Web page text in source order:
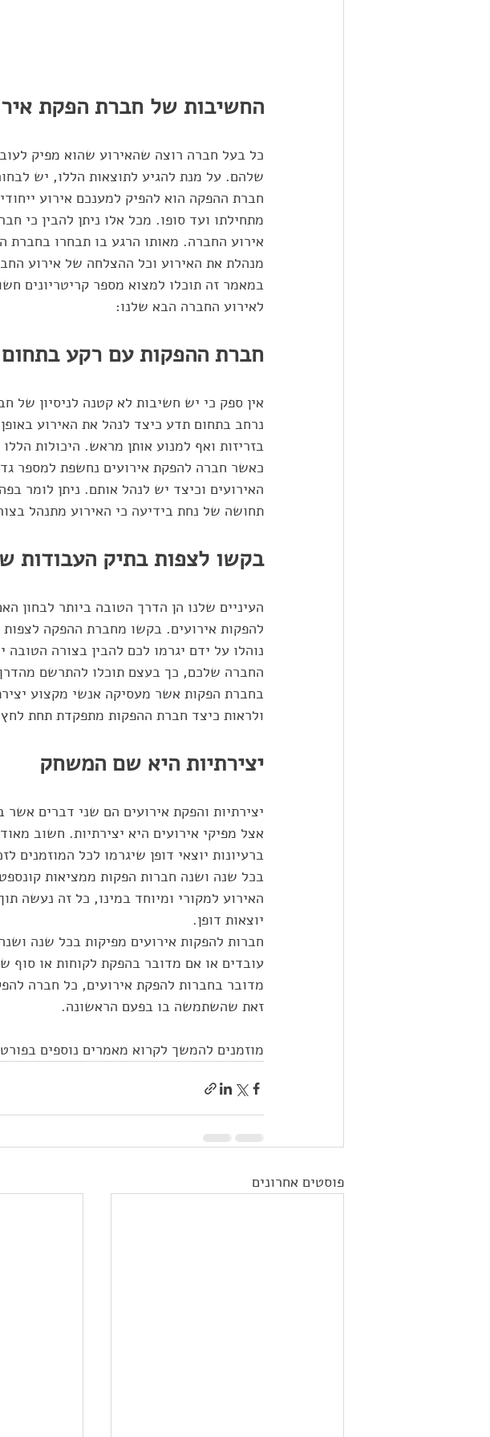
החשיבות של חברת הפקת
כל בעל חברה רוצה שהאירוע שהוא מפיק
שלהם. על מנת להגיע לתוצאות הללו, יש
חברת ההפקה הוא להפיק למענכם אירוע
מתחילתו ועד סופו. מכל אלו ניתן להבין כי
אירוע החברה. מאותו הרגע בו תבחרו בחברת
מנהלת את האירוע וכל ההצלחה של אירוע
במאמר זה תוכלו למצוא מספר קריטריונים
לאירוע החברה הבא שלנו:
חברת ההפקות עם רקע בתחום
אין ספק כי יש חשיבות לא קטנה לניסיון של
נרחב בתחום תדע כיצד לנהל את האירוע
בזריזות ואף למנוע אותן מראש. היכולות
כאשר חברה להפקת אירועים נחשפת למספר
האירועים וכיצד יש לנהל אותם. ניתן לומר
תחושה של נחת בידיעה כי האירוע מתנהל
בקשו לצפות בתיק העבודות
העיניים שלנו הן הדרך הטובה ביותר לבחון
להפקות אירועים. בקשו מחברת ההפקה
נוהלו על ידם יגרמו לכם להבין בצורה
החברה שלכם, כך בעצם תוכלו להתרשם
בחברת הפקות אשר מעסיקה אנשי מקצוע
ולראות כיצד חברת ההפקות מתפקדת תחת לחץ
יצירתיות היא שם המשחק
יצירתיות והפקת אירועים הם שני דברים
אצל מפיקי אירועים היא יצירתיות. חשוב
ברעיונות יוצאי דופן שיגרמו לכל המוזמנים
בכל שנה ושנה חברות הפקות ממציאות
האירוע למקורי ומיוחד במינו, כל זה נעשה
יוצאות דופן.
חברות להפקות אירועים מפיקות בכל שנה
עובדים או אם מדובר בהפקת לקוחות או סוף
מדובר בחברות להפקת אירועים, כל חברה
זאת שהשתמשה בו בפעם הראשונה.
מוזמנים להמשך לקרוא מאמרים נוספים
פוסטים אחרונים